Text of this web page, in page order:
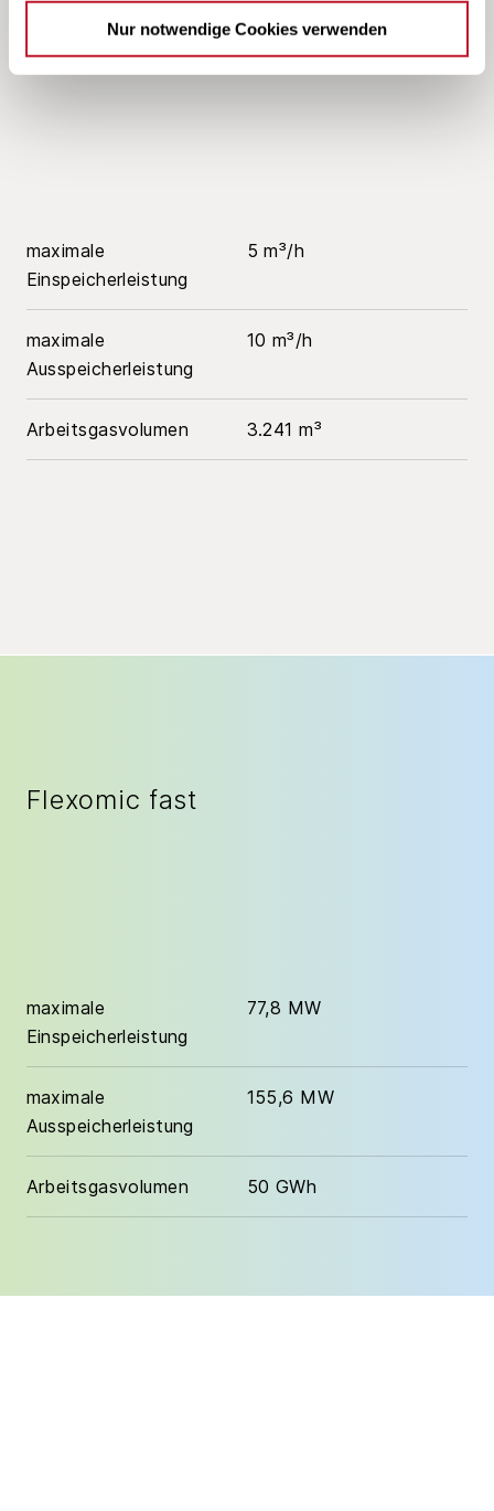
Nur notwendige Cookies verwenden
Standardprodukt
maximale
Einspeicherleistung
5 m³/h
maximale
Ausspeicherleistung
10 m³/h
Arbeitsgasvolumen 3.241 m³
Flexomic fast
maximale
Einspeicherleistung
77,8 MW
maximale
Ausspeicherleistung
155,6 MW
Arbeitsgasvolumen 50 GWh